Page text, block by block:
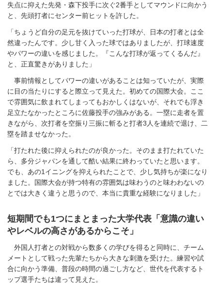
失点に抑えた先発・森下投手に次ぐ2番手としてマウンドに向かう
と、先頭打者にセンター前ヒットを許した。
「ちょうど自分の足元を抜けていった打球が、日本の打者とは全
然違ったんです。少し甘く入った球ではありましたが、打球速度
やパワーの違いを感じました。『こんな打球が返ってくるんだ』
と、正直驚きがありました」
事前情報としてパワーの違いがあることは知っていたが、実際
に目の当たりにすると際立って見えた。初めての国際大会。ここ
で雰囲気に飲まれてしまってもおかしくはないが、それでも浮き
足立たなかったところに佐藤投手の強みがある。一塁に走者を置
きながら、次打者を空振り三振に斬ると打者3人を連続で退け、二
塁を踏ませなかった。
「打たれた後に抑えられたのが良かった。そのまま打たれていた
ら、多分ジャパンを通して酷い結果に終わっていたと思います。
でも、あの1イニングを抑えられたことで、少し気持ちが楽になり
ました。国際大会が持つ特有の雰囲気は味わうのと味わわないの
とでは大きく違うと思うので、本当に貴重な経験になりました」
短期間でも1つにまとまった大学代表「意識の違い
やレベルの高さがあるからこそ」
外国人打者との対戦から数多くの学びを得ると同時に、チーム
メートとして戦った先輩たちから大きな刺激を受けた。練習や試
合に向かう準備、普段の時間の過ごし方など、世代を代表するト
ップ選手たちは違って見えた。